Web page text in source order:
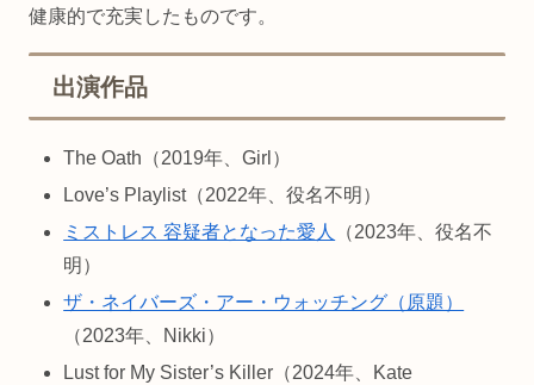
健康的で充実したものです。
出演作品
The Oath（2019年、Girl）
Love’s Playlist（2022年、役名不明）
ミストレス 容疑者となった愛人
（2023年、役名不
明）
ザ・ネイバーズ・アー・ウォッチング（原題）
（2023年、Nikki）
Lust for My Sister’s Killer（2024年、Kate